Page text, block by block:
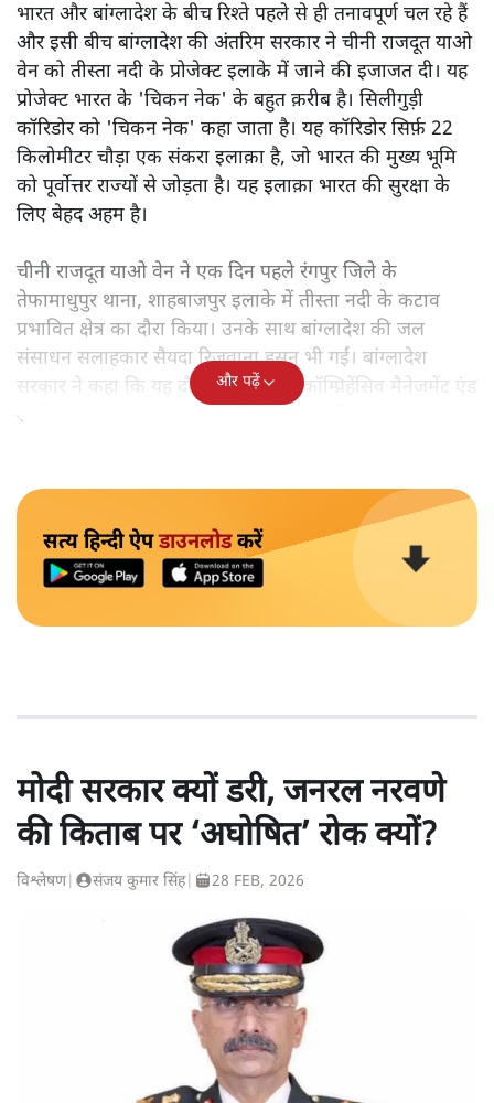
भारत और बांग्लादेश के बीच रिश्ते पहले से ही तनावपूर्ण चल रहे हैं
और इसी बीच बांग्लादेश की अंतरिम सरकार ने चीनी राजदूत याओ
वेन को तीस्ता नदी के प्रोजेक्ट इलाके में जाने की इजाजत दी। यह
प्रोजेक्ट भारत के 'चिकन नेक' के बहुत क़रीब है। सिलीगुड़ी
कॉरिडोर को 'चिकन नेक' कहा जाता है। यह कॉरिडोर सिर्फ़ 22
किलोमीटर चौड़ा एक संकरा इलाक़ा है, जो भारत की मुख्य भूमि
को पूर्वोत्तर राज्यों से जोड़ता है। यह इलाक़ा भारत की सुरक्षा के
लिए बेहद अहम है।
चीनी राजदूत याओ वेन ने एक दिन पहले रंगपुर जिले के
तेफामाधुपुर थाना, शाहबाजपुर इलाके में तीस्ता नदी के कटाव
प्रभावित क्षेत्र का दौरा किया। उनके साथ बांग्लादेश की जल
संसाधन सलाहकार सैयदा रिजवाना हसन भी गईं। बांग्लादेश
सरकार ने कहा कि यह दौरा 'तीस्ता रिवर कॉम्प्रिहेंसिव मैनेजमेंट एंड
रेस्टोरेशन प्रोजेक्ट' के तहत तकनीकी जांच के लिए था।
और पढ़ें
सत्य हिन्दी ऐपडाउनलोडकरें
मोदी सरकार क्यों डरी, जनरल नरवणे
की किताब पर ‘अघोषित’ रोक क्यों?
विश्लेषण| संजय कुमार सिंह| 28 FEB, 2026